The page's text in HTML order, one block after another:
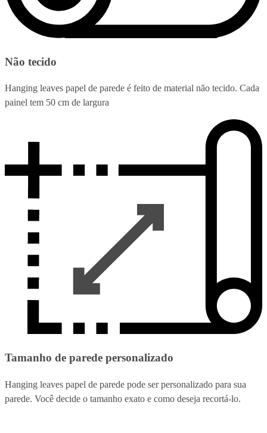
Não tecido
Hanging leaves papel de parede é feito de material não tecido. Cada
painel tem 50 cm de largura
Tamanho de parede personalizado
Hanging leaves papel de parede pode ser personalizado para sua
parede. Você decide o tamanho exato e como deseja recortá-lo.